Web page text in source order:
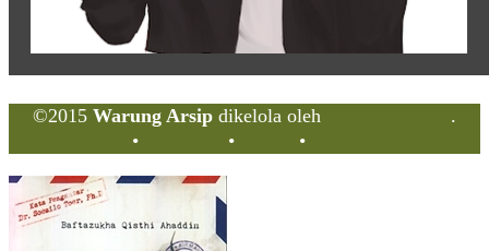
©2015 Warung Arsip dikelola oleh
.
• • •